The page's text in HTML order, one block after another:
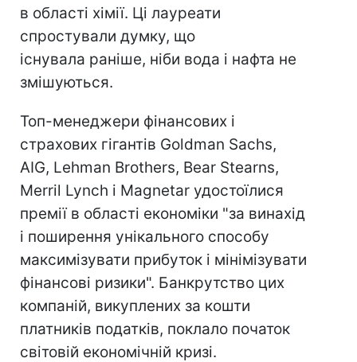
в області хімії. Ці лауреати
спростували думку, що
існувала раніше, ніби вода і нафта не
змішуються.
Топ-менеджери фінансових і
страхових гігантів Goldman Sachs,
AIG, Lehman Brothers, Bear Stearns,
Merril Lynch і Magnetar удостоїлися
премії в області економіки "за винахід
і поширення унікального способу
максимізувати прибуток і мінімізувати
фінансові ризики". Банкрутство цих
компаній, викуплених за кошти
платників податків, поклало початок
світовій економічній кризі.